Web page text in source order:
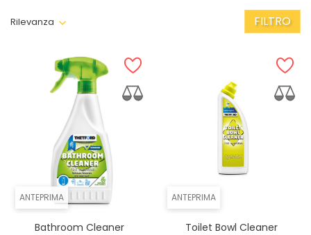
Rilevanza FILTRO
ANTEPRIMA
Bathroom Cleaner
ANTEPRIMA
Toilet Bowl Cleaner